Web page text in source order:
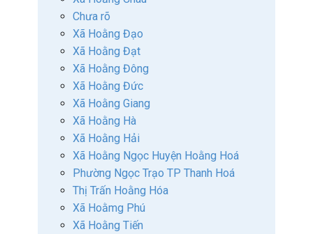
Chưa rõ
Xã Hoằng Đạo
Xã Hoằng Đạt
Xã Hoằng Đông
Xã Hoằng Đức
Xã Hoằng Giang
Xã Hoằng Hà
Xã Hoằng Hải
Xã Hoằng Ngọc Huyện Hoằng Hoá
Phường Ngọc Trạo TP Thanh Hoá
Thị Trấn Hoằng Hóa
Xã Hoằmg Phú
Xã Hoằng Tiến